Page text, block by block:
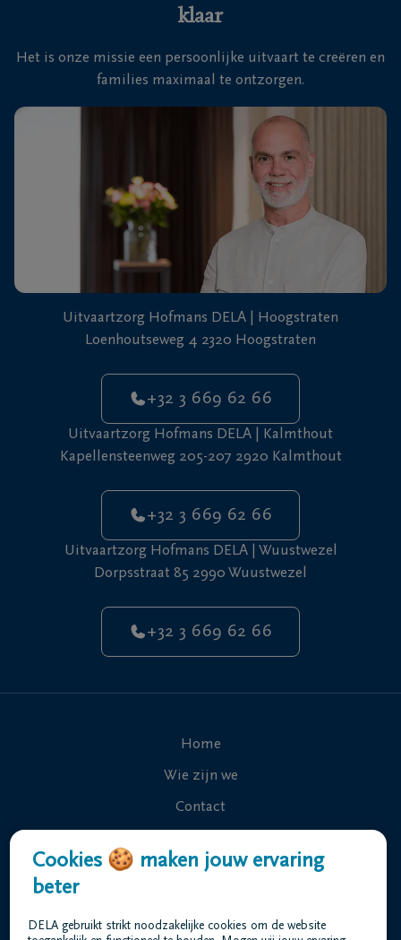
klaar
Het is onze missie een persoonlijke uitvaart te creëren en
families maximaal te ontzorgen.
Uitvaartzorg Hofmans DELA | Hoogstraten
Loenhoutseweg 4 2320 Hoogstraten
+32 3 669 62 66
Uitvaartzorg Hofmans DELA | Kalmthout
Kapellensteenweg 205-207 2920 Kalmthout
+32 3 669 62 66
Uitvaartzorg Hofmans DELA | Wuustwezel
Dorpsstraat 85 2990 Wuustwezel
+32 3 669 62 66
Home
Wie zijn we
Contact
Overlijdensberichten
Veelgestelde vragen
Cookies 🍪 maken jouw ervaring
beter
DELA gebruikt strikt noodzakelijke cookies om de website